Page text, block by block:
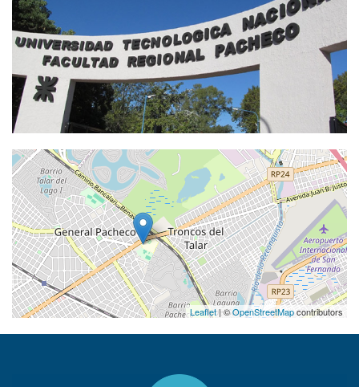
Leaflet| ©OpenStreetMapcontributors